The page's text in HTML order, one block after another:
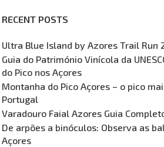
RECENT POSTS
Ultra Blue Island by Azores Trail Run
Guia do Património Vinícola da
do Pico nos Açores
Montanha do Pico Açores – o pico
Portugal
Varadouro Faial Azores Guia
De arpões a binóculos: Observa as
Açores